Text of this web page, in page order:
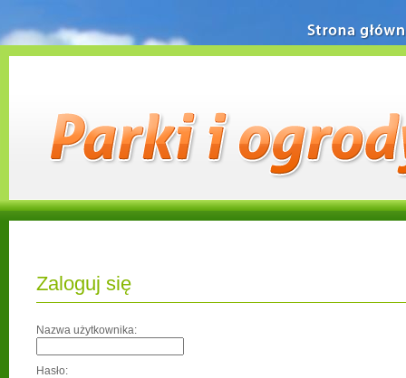
Zaloguj się
Nazwa użytkownika:
Hasło:
Strona główna